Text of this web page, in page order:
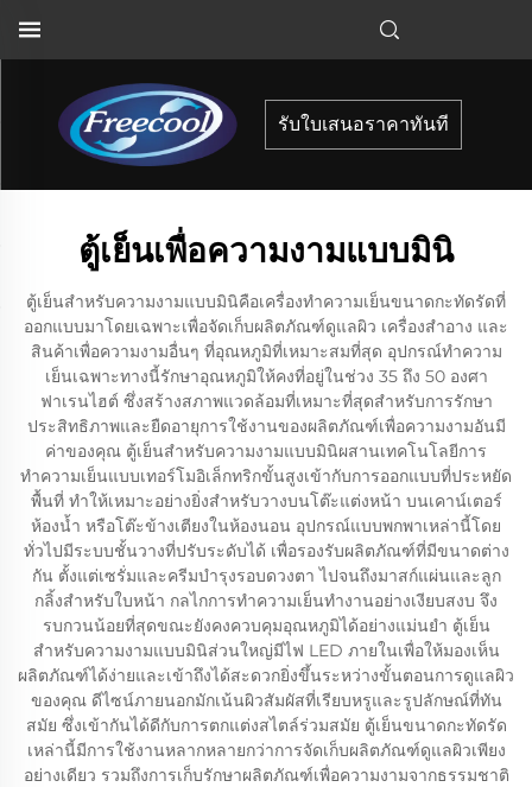
รับใบเสนอราคาทันที
ตู้เย็นเพื่อความงามแบบมินิ
ตู้เย็นสำหรับความงามแบบมินิคือเครื่องทำความเย็นขนาดกะทัดรัดที่
ออกแบบมาโดยเฉพาะเพื่อจัดเก็บผลิตภัณฑ์ดูแลผิว เครื่องสำอาง และ
สินค้าเพื่อความงามอื่นๆ ที่อุณหภูมิที่เหมาะสมที่สุด อุปกรณ์ทำความ
เย็นเฉพาะทางนี้รักษาอุณหภูมิให้คงที่อยู่ในช่วง 35 ถึง 50 องศา
ฟาเรนไฮต์ ซึ่งสร้างสภาพแวดล้อมที่เหมาะที่สุดสำหรับการรักษา
ประสิทธิภาพและยืดอายุการใช้งานของผลิตภัณฑ์เพื่อความงามอันมี
ค่าของคุณ ตู้เย็นสำหรับความงามแบบมินิผสานเทคโนโลยีการ
ทำความเย็นแบบเทอร์โมอิเล็กทริกขั้นสูงเข้ากับการออกแบบที่ประหยัด
พื้นที่ ทำให้เหมาะอย่างยิ่งสำหรับวางบนโต๊ะแต่งหน้า บนเคาน์เตอร์
ห้องน้ำ หรือโต๊ะข้างเตียงในห้องนอน อุปกรณ์แบบพกพาเหล่านี้โดย
ทั่วไปมีระบบชั้นวางที่ปรับระดับได้ เพื่อรองรับผลิตภัณฑ์ที่มีขนาดต่าง
กัน ตั้งแต่เซรั่มและครีมบำรุงรอบดวงตา ไปจนถึงมาสก์แผ่นและลูก
กลิ้งสำหรับใบหน้า กลไกการทำความเย็นทำงานอย่างเงียบสงบ จึง
รบกวนน้อยที่สุดขณะยังคงควบคุมอุณหภูมิได้อย่างแม่นยำ ตู้เย็น
สำหรับความงามแบบมินิส่วนใหญ่มีไฟ LED ภายในเพื่อให้มองเห็น
ผลิตภัณฑ์ได้ง่ายและเข้าถึงได้สะดวกยิ่งขึ้นระหว่างขั้นตอนการดูแลผิว
ของคุณ ดีไซน์ภายนอกมักเน้นผิวสัมผัสที่เรียบหรูและรูปลักษณ์ที่ทัน
สมัย ซึ่งเข้ากันได้ดีกับการตกแต่งสไตล์ร่วมสมัย ตู้เย็นขนาดกะทัดรัด
เหล่านี้มีการใช้งานหลากหลายกว่าการจัดเก็บผลิตภัณฑ์ดูแลผิวเพียง
อย่างเดียว รวมถึงการเก็บรักษาผลิตภัณฑ์เพื่อความงามจากธรรมชาติ